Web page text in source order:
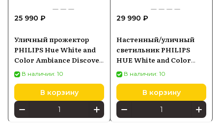
25 990 ₽
Уличный прожектор
PHILIPS Hue White and
Color Ambiance Discover
черный 1743530P7
В наличии: 10
В корзину
29 990 ₽
Настенный/уличный
светильник PHILIPS
HUE White and Color
Ambiance Amarant,
чёрный 1746630P7
В наличии: 10
В корзину